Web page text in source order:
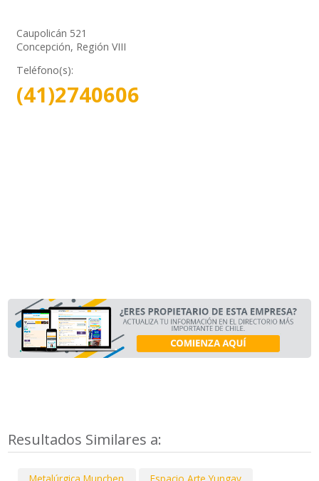
Caupolicán 521
Concepción, Región VIII
Teléfono(s):
(41)2740606
Resultados Similares a: